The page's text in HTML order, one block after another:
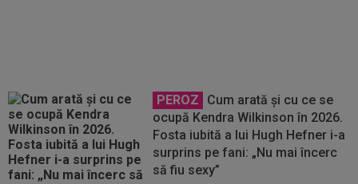
PEROZ
Cum arată și cu ce se
ocupă Kendra Wilkinson în 2026.
Fosta iubită a lui Hugh Hefner i-a
surprins pe fani: „Nu mai încerc
să fiu sexy”